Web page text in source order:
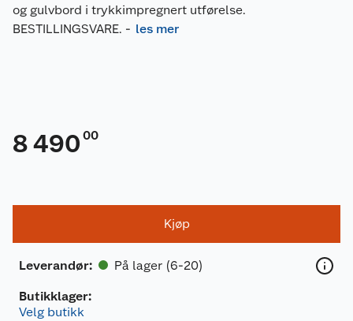
og gulvbord i trykkimpregnert utførelse.
BESTILLINGSVARE. - les mer
8 490 00
Kjøp
Leverandør: På lager (6-20)
Butikklager:
Velg butikk